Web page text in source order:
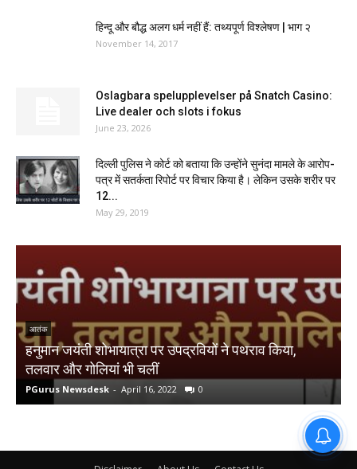
हिन्दू और बौद्ध अलग धर्म नहीं हैं: तथ्यपूर्ण विश्लेषण | भाग २
November 14, 2017
Oslagbara spelupplevelser på Snatch Casino:
Live dealer och slots i fokus
June 23, 2026
दिल्ली पुलिस ने कोर्ट को बताया कि उन्होंने सुनंदा मामले के आरोप-
पत्र में सतर्कता रिपोर्ट पर विचार किया है। लेकिन उसके शरीर पर
12...
May 29, 2019
आतंक
हनुमान जयंती शोभायात्रा पर उपद्रवियों ने पथराव किया,
तलवार और गोलियां भी चलीं
PGurus Newsdesk - April 16, 2022 0